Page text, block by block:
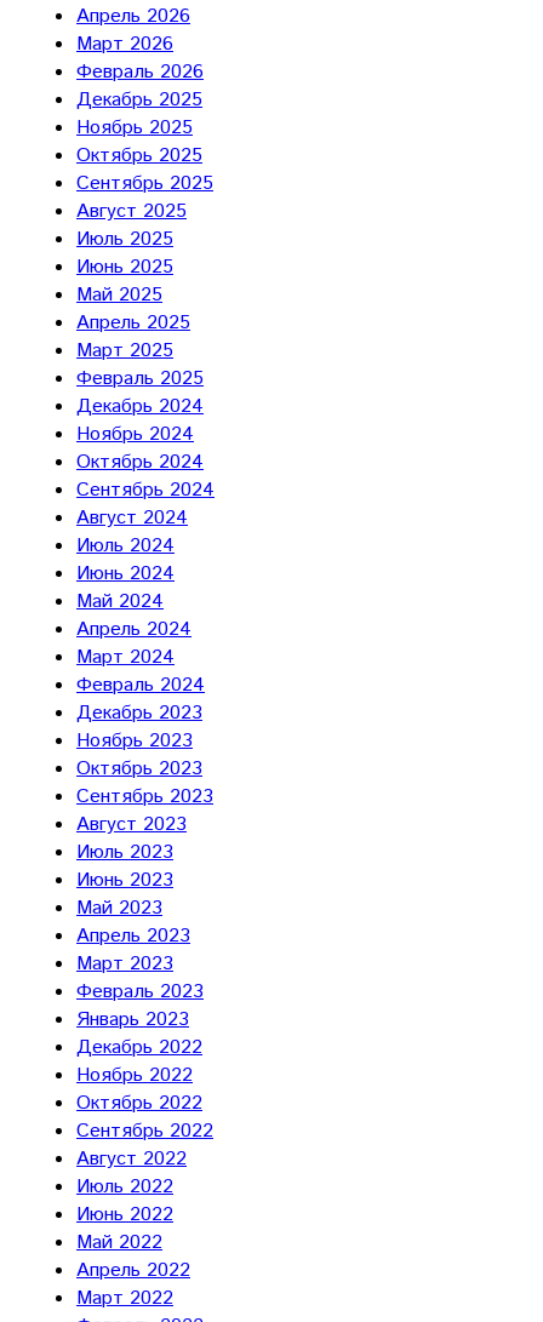
Апрель 2026
Март 2026
Февраль 2026
Декабрь 2025
Ноябрь 2025
Октябрь 2025
Сентябрь 2025
Август 2025
Июль 2025
Июнь 2025
Май 2025
Апрель 2025
Март 2025
Февраль 2025
Декабрь 2024
Ноябрь 2024
Октябрь 2024
Сентябрь 2024
Август 2024
Июль 2024
Июнь 2024
Май 2024
Апрель 2024
Март 2024
Февраль 2024
Декабрь 2023
Ноябрь 2023
Октябрь 2023
Сентябрь 2023
Август 2023
Июль 2023
Июнь 2023
Май 2023
Апрель 2023
Март 2023
Февраль 2023
Январь 2023
Декабрь 2022
Ноябрь 2022
Октябрь 2022
Сентябрь 2022
Август 2022
Июль 2022
Июнь 2022
Май 2022
Апрель 2022
Март 2022